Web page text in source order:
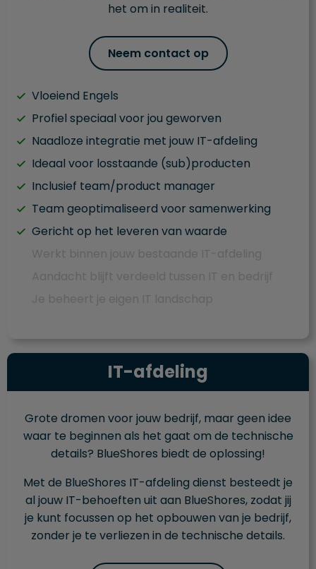
het om in realiteit.
Neem contact op
Vloeiend Engels
Profiel speciaal voor jou geworven
Naadloze integratie met jouw IT-afdeling
Ideaal voor losstaande (sub)producten
Inclusief team/product manager
Team geoptimaliseerd voor samenwerking
Gericht op het leveren van waarde
IT-afdeling
Grote dromen voor jouw bedrijf, maar geen idee
waar te beginnen als het gaat om de technische
details? BlueShores biedt de oplossing!
Met de BlueShores IT-afdeling dienst besteedt je
al jouw IT-behoeften uit aan BlueShores, zodat jij
je kunt focussen op het opbouwen van je bedrijf,
zonder je te verliezen in de technische details.